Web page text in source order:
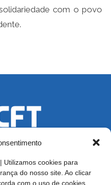
| Utilizamos cookies para
do nosso site. Ao clicar
com o uso de cookies
com o povo
D, Ed. Oscar Niemeyer,
DF